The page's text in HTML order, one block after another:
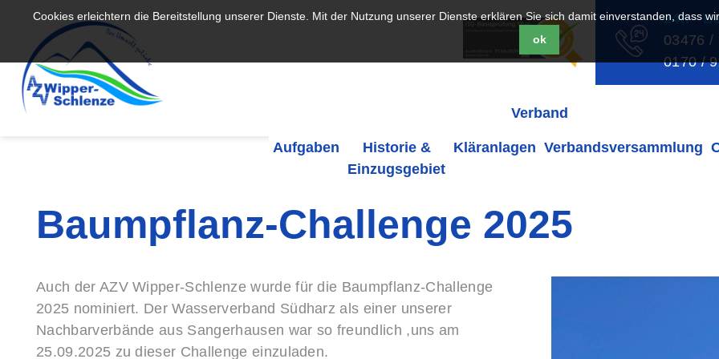
Cookies erleichtern die Bereitstellung unserer Dienste. Mit der Nutzung unserer Dienste erklären Sie sich damit einverstanden, dass
ok
24h -
03476 /
0170 /
Verband
Aufgaben
Historie &
Einzugsgebiet
Kläranlagen Verbandsversammlung
Baumpflanz-Challenge 2025
Auch der AZV Wipper-Schlenze wurde für die Baumpflanz-Challenge
2025 nominiert. Der Wasserverband Südharz als einer unserer
Nachbarverbände aus Sangerhausen war so freundlich ,uns am
25.09.2025 zu dieser Challenge einzuladen.